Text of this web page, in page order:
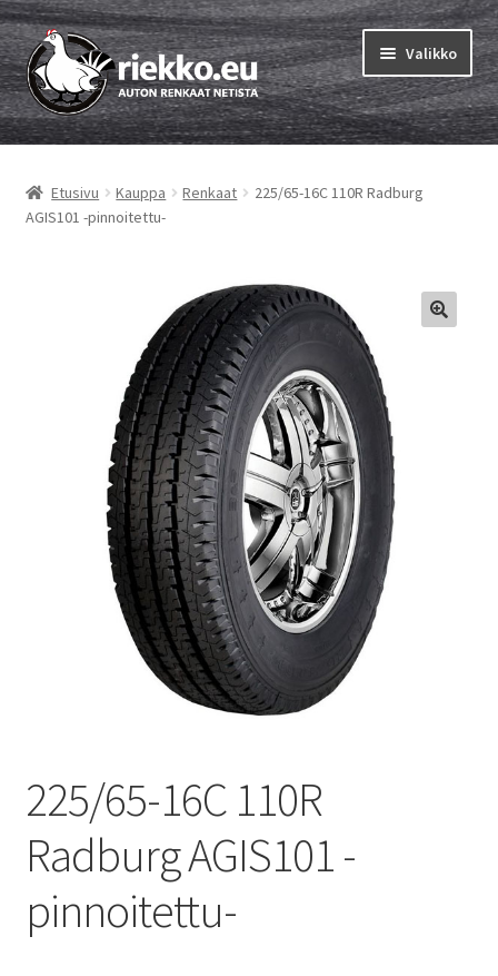
Siirry
navigointiin
Siirry
sisältöön
Valikko
Etusivu
Vinkit & ohjeet
Etusivu Kauppa Renkaat
225/65-16C 110R Radburg
AGIS101 -pinnoitettu-
225/65-16C 110R
Radburg AGIS101 -
pinnoitettu-